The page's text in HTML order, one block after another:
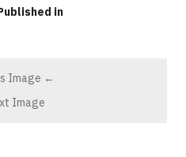
in:
← Previous Image
Image →